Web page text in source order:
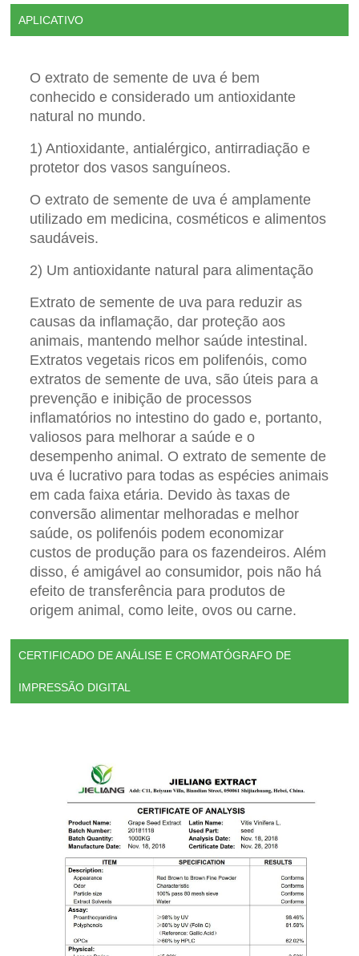
APLICATIVO
O extrato de semente de uva é bem
conhecido e considerado um antioxidante
natural no mundo.
1) Antioxidante, antialérgico, antirradiação e
protetor dos vasos sanguíneos.
O extrato de semente de uva é amplamente
utilizado em medicina, cosméticos e alimentos
saudáveis.
2) Um antioxidante natural para alimentação
Extrato de semente de uva para reduzir as
causas da inflamação, dar proteção aos
animais, mantendo melhor saúde intestinal.
Extratos vegetais ricos em polifenóis, como
extratos de semente de uva, são úteis para a
prevenção e inibição de processos
inflamatórios no intestino do gado e, portanto,
valiosos para melhorar a saúde e o
desempenho animal. O extrato de semente de
uva é lucrativo para todas as espécies animais
em cada faixa etária. Devido às taxas de
conversão alimentar melhoradas e melhor
saúde, os polifenóis podem economizar
custos de produção para os fazendeiros. Além
disso, é amigável ao consumidor, pois não há
efeito de transferência para produtos de
origem animal, como leite, ovos ou carne.
CERTIFICADO DE ANÁLISE E CROMATÓGRAFO DE
IMPRESSÃO DIGITAL